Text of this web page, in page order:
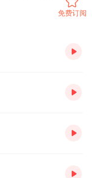
免费订阅